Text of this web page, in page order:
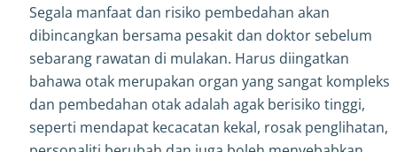
Segala manfaat dan risiko pembedahan akan
dibincangkan bersama pesakit dan doktor sebelum
sebarang rawatan di mulakan. Harus diingatkan
bahawa otak merupakan organ yang sangat kompleks
dan pembedahan otak adalah agak berisiko tinggi,
seperti mendapat kecacatan kekal, rosak penglihatan,